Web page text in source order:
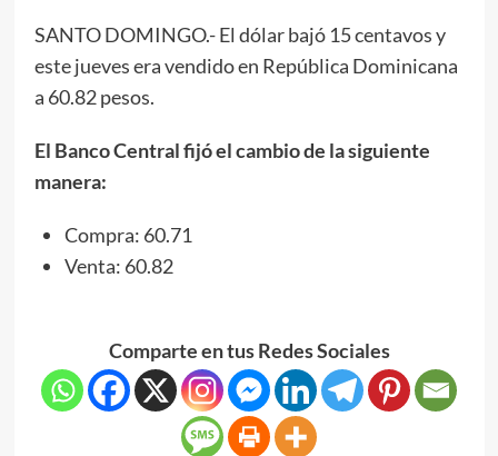
SANTO DOMINGO.- El dólar bajó 15 centavos y
este jueves era vendido en República Dominicana
a 60.82 pesos.
El Banco Central fijó el cambio de la siguiente
manera:
Compra: 60.71
Venta: 60.82
Comparte en tus Redes Sociales